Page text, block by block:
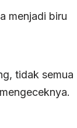
menjadi biru
tidak semua